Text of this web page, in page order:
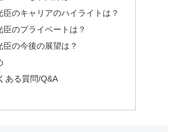
臣のキャリアのハイライトは？
臣のプライベートは？
臣の今後の展望は？
ある質問/Q&A